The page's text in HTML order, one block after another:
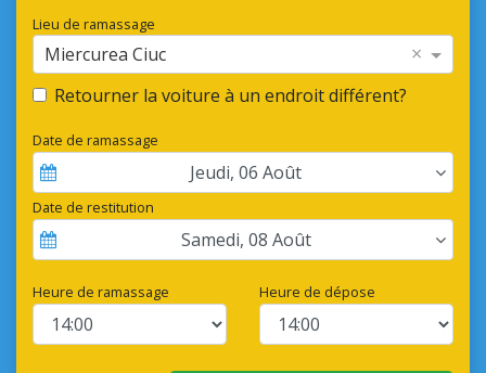
Lieu de ramassage
Miercurea Ciuc ×
Retourner la voiture à un endroit différent?
Date de ramassage
Jeudi, 06 Août
Date de restitution
Samedi, 08 Août
Heure de ramassage Heure de dépose